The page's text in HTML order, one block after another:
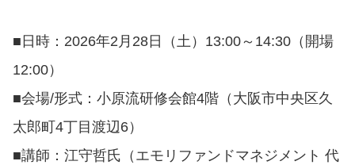
■日時：2026年2月28日（土）13:00～14:30（開場
12:00）
■会場/形式：小原流研修会館4階（大阪市中央区久
太郎町4丁目渡辺6）
■講師：江守哲氏（エモリファンドマネジメント 代